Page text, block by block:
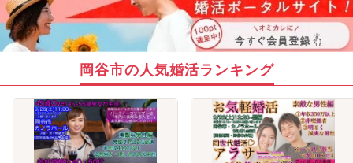
岡谷市の人気婚活ランキング